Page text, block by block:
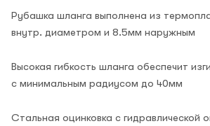
Рубашка шланга выполнена из
внутр. диаметром и 8.5мм наружным
Высокая гибкость шланга обеспечит
с минимальным радиусом до 40мм
Стальная оцинковка с гидравлической